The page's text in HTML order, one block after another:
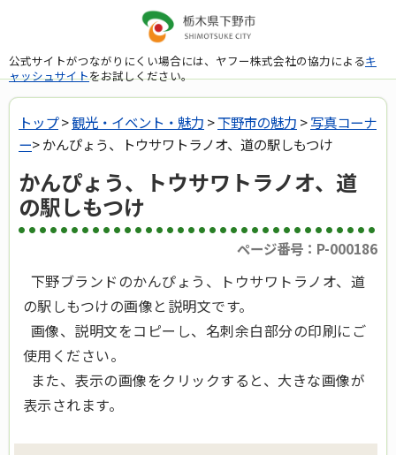
公式サイトがつながりにくい場合には、ヤフー株式会社の協力によるキ
ャッシュサイトをお試しください。
トップ>観光・イベント・魅力 >下野市の魅力 >写真コーナ
ー> かんぴょう、トウサワトラノオ、道の駅しもつけ
かんぴょう、トウサワトラノオ、道
の駅しもつけ
ページ番号：P-000186
下野ブランドのかんぴょう、トウサワトラノオ、道
の駅しもつけの画像と説明文です。
画像、説明文をコピーし、名刺余白部分の印刷にご
使用ください。
また、表示の画像をクリックすると、大きな画像が
表示されます。